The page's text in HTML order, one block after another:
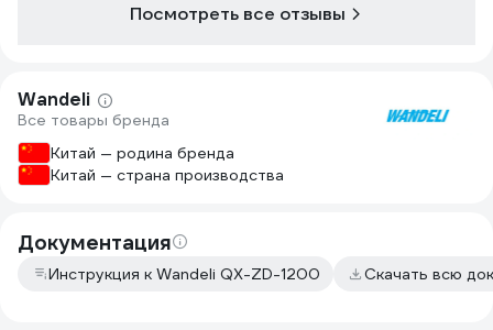
Посмотреть все отзывы
Wandeli
Все товары бренда
Китай — родина бренда
Китай — страна производства
Документация
Инструкция к Wandeli QX-ZD-1200 Скачать всю